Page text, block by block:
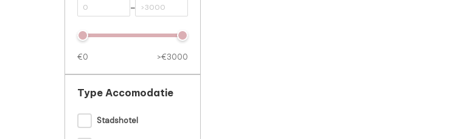
-
€0 >€3000
Type Accomodatie
Stadshotel